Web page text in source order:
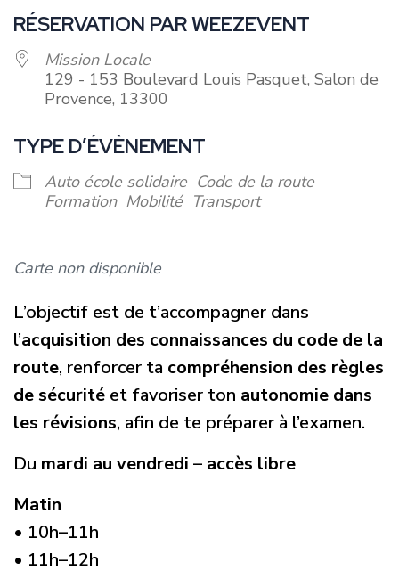
RÉSERVATION PAR WEEZEVENT
Mission Locale
129 - 153 Boulevard Louis Pasquet, Salon de
Provence, 13300
TYPE D’ÉVÈNEMENT
Auto école solidaire Code de la route
Formation Mobilité Transport
Carte non disponible
L’objectif est de t’accompagner dans
l’acquisition des connaissances du code de la
route, renforcer ta compréhension des règles
de sécurité et favoriser ton autonomie dans
les révisions, afin de te préparer à l’examen.
Du mardi au vendredi – accès libre
Matin
• 10h–11h
• 11h–12h